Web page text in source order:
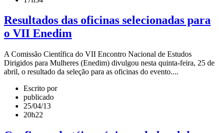
Resultados das oficinas selecionadas para
o VII Enedim
A Comissão Científica do VII Encontro Nacional de Estudos
Dirigidos para Mulheres (Enedim) divulgou nesta quinta-feira, 25 de
abril, o resultado da seleção para as oficinas do evento....
Escrito por
publicado
25/04/13
20h22